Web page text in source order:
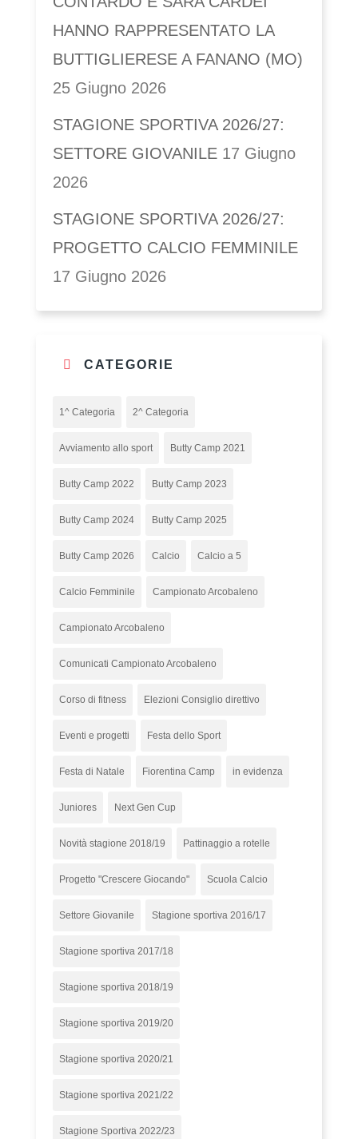
HANNO RAPPRESENTATO LA
BUTTIGLIERESE A FANANO (MO)
25 Giugno 2026
STAGIONE SPORTIVA 2026/27:
SETTORE GIOVANILE 17 Giugno
2026
STAGIONE SPORTIVA 2026/27:
PROGETTO CALCIO FEMMINILE
17 Giugno 2026
CATEGORIE
1^ Categoria 2^ Categoria
Avviamento allo sport Butty Camp 2021
Butty Camp 2022 Butty Camp 2023
Butty Camp 2024 Butty Camp 2025
Butty Camp 2026 Calcio Calcio a 5
Calcio Femminile Campionato Arcobaleno
Campionato Arcobaleno
Comunicati Campionato Arcobaleno
Corso di fitness Elezioni Consiglio direttivo
Eventi e progetti Festa dello Sport
Festa di Natale Fiorentina Camp in evidenza
Juniores Next Gen Cup
Novità stagione 2018/19 Pattinaggio a rotelle
Progetto "Crescere Giocando" Scuola Calcio
Settore Giovanile Stagione sportiva 2016/17
Stagione sportiva 2017/18
Stagione sportiva 2018/19
Stagione sportiva 2019/20
Stagione sportiva 2020/21
Stagione sportiva 2021/22
Stagione Sportiva 2022/23